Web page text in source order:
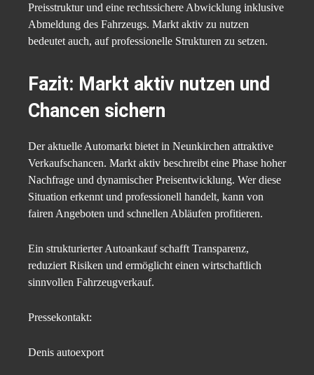
Preisstruktur und eine rechtssichere Abwicklung inklusive
Abmeldung des Fahrzeugs. Markt aktiv zu nutzen
bedeutet auch, auf professionelle Strukturen zu setzen.
Fazit: Markt aktiv nutzen und
Chancen sichern
Der aktuelle Automarkt bietet in Neunkirchen attraktive
Verkaufschancen. Markt aktiv beschreibt eine Phase hoher
Nachfrage und dynamischer Preisentwicklung. Wer diese
Situation erkennt und professionell handelt, kann von
fairen Angeboten und schnellen Abläufen profitieren.
Ein strukturierter Autoankauf schafft Transparenz,
reduziert Risiken und ermöglicht einen wirtschaftlich
sinnvollen Fahrzeugverkauf.
Pressekontakt:
Denis autoexport